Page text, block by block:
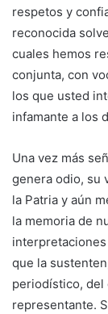
respetos y
reconocida
cuales hemos
conjunta, con
los que usted
infamante a los
Una vez más
genera odio, su
la Patria y aún
la memoria de
que la
periodístico, del
representante.